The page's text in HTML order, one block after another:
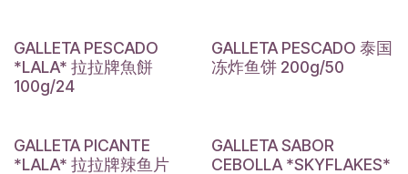
GALLETA PESCADO
*LALA* 拉拉牌魚餅
100g/24
GALLETA PESCADO 泰国
冻炸鱼饼 200g/50
GALLETA PICANTE
*LALA* 拉拉牌辣鱼片
GALLETA SABOR
CEBOLLA *SKYFLAKES*